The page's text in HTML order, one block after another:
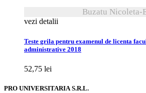
Buzatu Nicoleta-
vezi detalii
Teste grila pentru examenul de licenta
administrative 2018
52,75 lei
PRO UNIVERSITARIA S.R.L.